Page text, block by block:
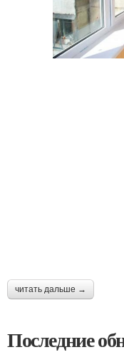
читать дальше →
Последние